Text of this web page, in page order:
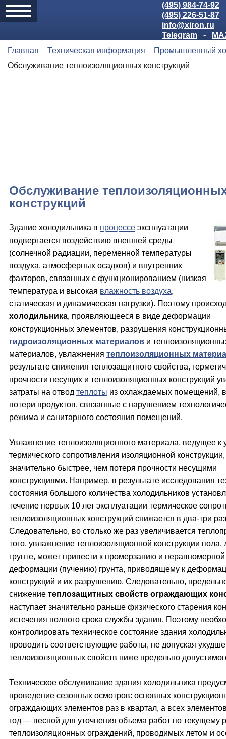
(495) 984-74-92
(495) 226-51-87
info@xiron.ru
Telegram
-
Главная
Техническая информация
Промышленный
Обслуживание теплоизоляционных конструкций
Обслуживание
конструкций
Здание холодильника в процессе эксплуатации
подвергается воздействию внешней среды
(солнечной радиации, переменной температуры
воздуха, атмосферных осадков) и внутренних
факторов, связанных с функционированием (низкая
температура и высокая влажность воздуха,
статическая и динамическая нагрузки). Поэтому
холодильника, проявляющееся в виде деформации
конструкционных элементов, разрушения
гидроизоляционных материалов и
материалов, увлажнения теплоизоляционных
результате снижения теплозащитного свойства,
прочности несущих и теплоизоляционных конструкций
затраты на отвод теплоты из охлаждаемых помещений,
потери продуктов, связанные с нарушением
режима и санитарного состояния помещений.
Увлажнение теплоизоляционного материала, ведущее
термического сопротивления изоляционной
значительно быстрее, чем потеря прочности несущими
конструкциями. Например, в результате исследования
состояния большого количества холодильников
течение первых 10 лет эксплуатации термическое
теплоизоляционных конструкций снижается в два-три
Следовательно, во столько же раз увеличивается
того, увлажнение теплоизоляционной конструкции
грунте, может привести к промерзанию и неравномерной
деформации (пучению) грунта, приводящему к
конструкций и их разрушению. Следовательно,
снижение теплозащитных свойств ограждающих
наступает значительно раньше физического старения
истечения полного срока службы здания. Поэтому
контролировать техническое состояние здания
проводить соответствующие работы, не допуская
теплоизоляционных свойств ниже предельно
Техническое обслуживание здания холодильника
проведение сезонных осмотров: основных
ограждающих элементов раз в квартал, а всех
год — весной для уточнения объема работ по текущему
теплоизоляционных ограждений, проводимых летом и